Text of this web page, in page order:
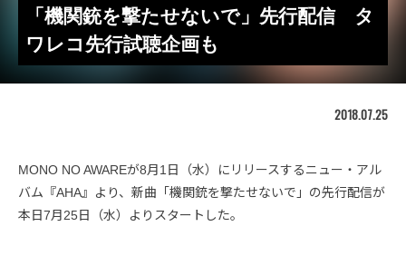
「機関銃を撃たせないで」先行配信 タ
ワレコ先行試聴企画も
2018.07.25
MONO NO AWAREが8月1日（水）にリリースするニュー・アル
バム『AHA』より、新曲「機関銃を撃たせないで」の先行配信が
本日7月25日（水）よりスタートした。